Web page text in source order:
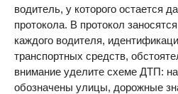
водитель, у которого остается
протокола. В протокол
каждого водителя,
транспортных средств,
внимание уделите схеме ДТП:
обозначены улицы, дорожные